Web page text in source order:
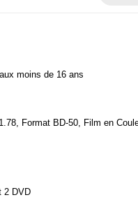
moins de 16 ans
Format BD-50, Film en
2 DVD